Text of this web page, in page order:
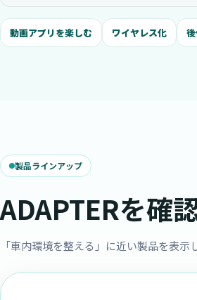
動画アプリを楽しむ ワイヤレス化
製品ラインアップ
ADAPTERを確
「車内環境を整える」に近い製品を表示